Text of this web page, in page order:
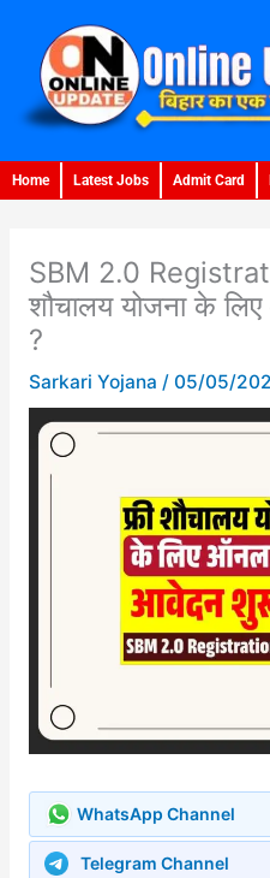
content
Home Latest Jobs Admit Card
SBM 2.0
शौचालय योजना के
?
Sarkari Yojana / 05/05/
WhatsApp Channel
Telegram Channel